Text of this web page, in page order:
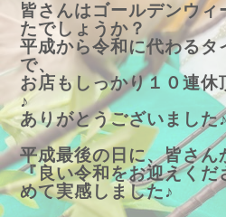
皆さんはゴールデンウ
たでしょうか？
平成から令和に代わるタ
で、
お店もしっかり１０連休
♪
ありがとうございました
平成最後の日に、皆さん
『良い令和をお迎えくだ
めて実感しました♪